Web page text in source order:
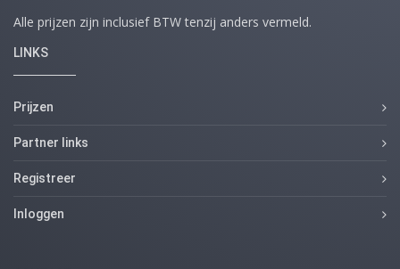
Alle prijzen zijn inclusief BTW tenzij anders vermeld.
LINKS
Prijzen
Partner links
Registreer
Inloggen